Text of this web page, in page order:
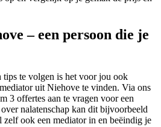
– een persoon die je
tips te volgen is het voor jou ook
uit Niehove te vinden. Via ons
3 offertes aan te vragen voor een
nalatenschap kan dit bijvoorbeeld
ook een mediator in en beëindig je